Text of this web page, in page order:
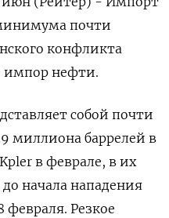
почти
конфликта
импор нефти.
собой почти
‌миллиона баррелей в
в феврале, в их
начала нападения
Резкое